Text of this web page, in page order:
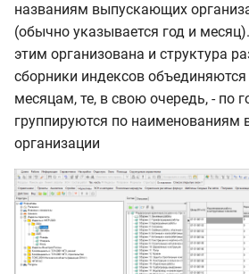
названиям выпускающих
(обычно указывается год и
этим организована и структура
сборники индексов
месяцам, те, в свою очередь, - по
группируются по
организации